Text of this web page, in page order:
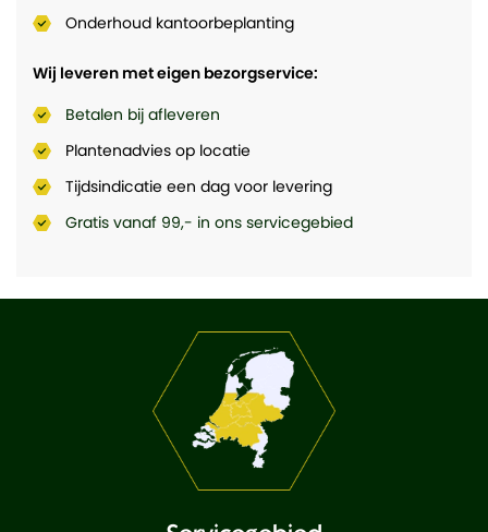
Onderhoud kantoorbeplanting
Wij leveren met eigen bezorgservice:
Betalen bij afleveren
Plantenadvies op locatie
Tijdsindicatie een dag voor levering
Gratis vanaf 99,- in ons servicegebied